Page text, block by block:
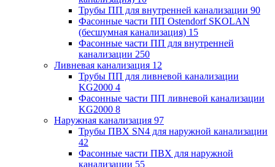
Трубы ПП для внутренней канализации 90
Фасонные части ПП Ostendorf SKOLAN
(бесшумная канализация) 15
Фасонные части ПП для внутренней
канализации 250
Ливневая канализация 12
Трубы ПП для ливневой канализации
KG2000 4
Фасонные части ПП ливневой канализации
KG2000 8
Наружная канализация 97
Трубы ПВХ SN4 для наружной канализации
42
Фасонные части ПВХ для наружной
канализации 55